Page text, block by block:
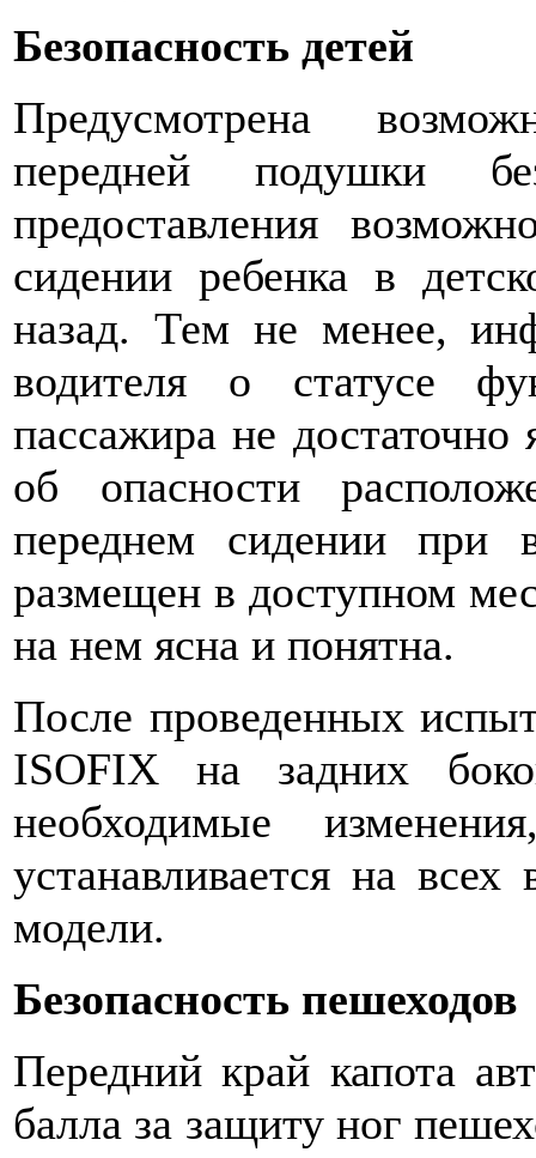
Безопасность детей
Предусмотрена
передней подушки
предоставления
сидении ребенка в
назад. Тем не менее,
водителя о статусе
пассажира не
об опасности
переднем сидении при
размещен в доступном
на нем ясна и понятна.
После проведенных
ISOFIX на задних
необходимые
устанавливается на
модели.
Безопасность пешеходов
Передний край капота
балла за защиту ног